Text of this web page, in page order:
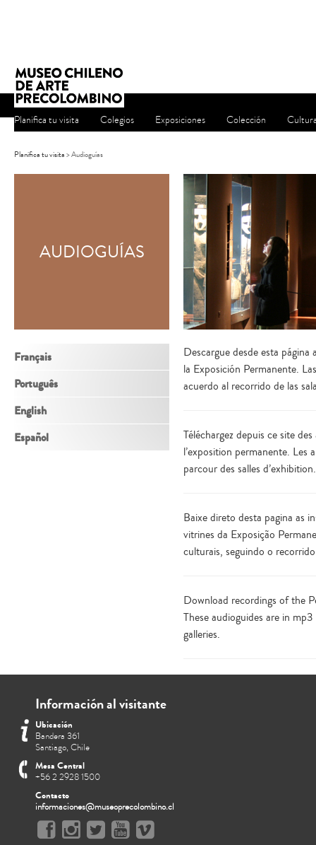
Planifica tu visita Colegios Exposiciones Colección
Planifica tu visita> Audioguías
AUDIOGUÍAS
Français
Português
English
Español
Descargue desde esta
la Exposición Permanente.
acuerdo al recorrido de las
Téléchargez depuis ce site
l’exposition permanente.
parcour des salles d’exhibition.
Baixe direto desta pagina as
vitrines da Exposição
culturais, seguindo o
Download recordings of the
These audioguides are in
galleries.
Información al visitante
Ubicación
Bandera 361
Santiago, Chile
Mesa Central
+56 2 2928 1500
Contacto
informaciones@museoprecolombino.cl